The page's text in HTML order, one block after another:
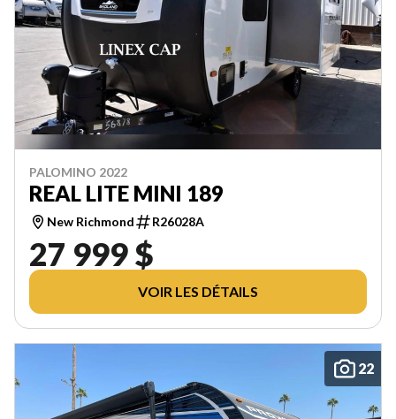
PALOMINO 2022
REAL LITE MINI 189
New Richmond R26028A
27 999 $
VOIR LES DÉTAILS
22